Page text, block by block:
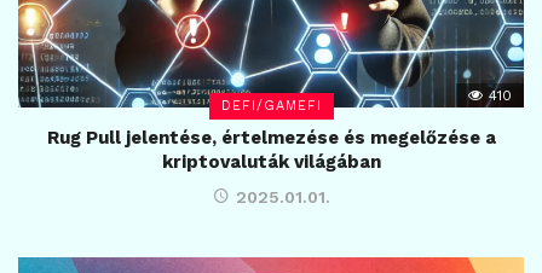
DEFI/GAMEFI
410
Rug Pull jelentése, értelmezése és megelőzése a
kriptovaluták világában
2025.01.01.